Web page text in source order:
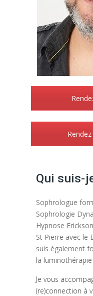
Qui suis-
Sophrologue
Sophrologie
Hypnose
St Pierre avec le
suis également
la luminothérapie
Je vous
(re)connection à